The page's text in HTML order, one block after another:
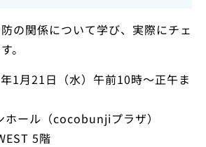
の関係について学び、実際にチェ
。
1月21日（水）午前10時～正午ま
ホール（cocobunjiプラザ）
5階